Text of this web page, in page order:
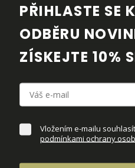
DORUČENÍ A VRÁCENÍ
PÉČE O OBUV
KE STAŽENÍ
PŘIHLASTE SE K
ODBĚRU
ZÍSKEJTE 10%
Vložením e-mailu
podmínkami ochrany